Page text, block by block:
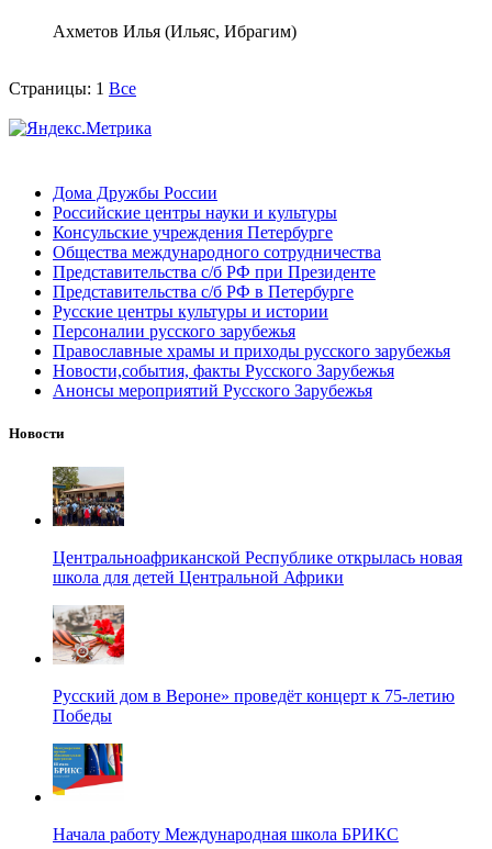
Ахметов Илья (Ильяс, Ибрагим)
Страницы: 1 Все
Дома Дружбы России
Российские центры науки и культуры
Консульские учреждения Петербурге
Общества международного сотрудничества
Представительства с/б РФ при Президенте
Представительства с/б РФ в Петербурге
Русские центры культуры и истории
Персоналии русского зарубежья
Православные храмы и приходы русского зарубежья
Новости,события, факты Русского Зарубежья
Анонсы мероприятий Русского Зарубежья
Новости
Центральноафриканской Республике открылась новая
школа для детей Центральной Африки
Русский дом в Вероне» проведёт концерт к 75-летию
Победы
Начала работу Международная школа БРИКС